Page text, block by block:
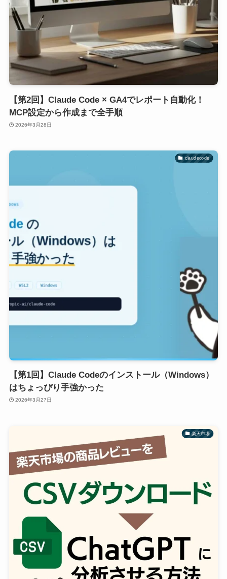
【第2回】Claude Code × GA4でレポート自動化！
MCP設定から作成まで全手順
2026年3月28日
claudecode
【第1回】Claude Codeのインストール（Windows）
はちょっぴり手強かった
2026年3月27日
楽天市場